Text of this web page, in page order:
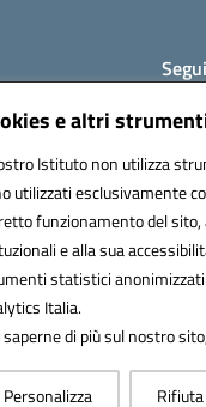
e altri
Istituto non utilizza
utilizzati esclusivamente
funzionamento del
e alla sua
statistici anonimizzati
Italia.
saperne di più sul nostro
Personalizza